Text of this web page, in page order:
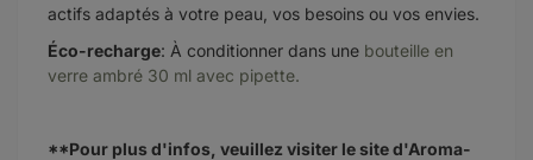
actifs adaptés à votre peau, vos besoins ou vos envies.
Éco-recharge: À conditionner dans une bouteille en
verre ambré 30 ml avec pipette.
**Pour plus d'infos, veuillez visiter le site d'Aroma-